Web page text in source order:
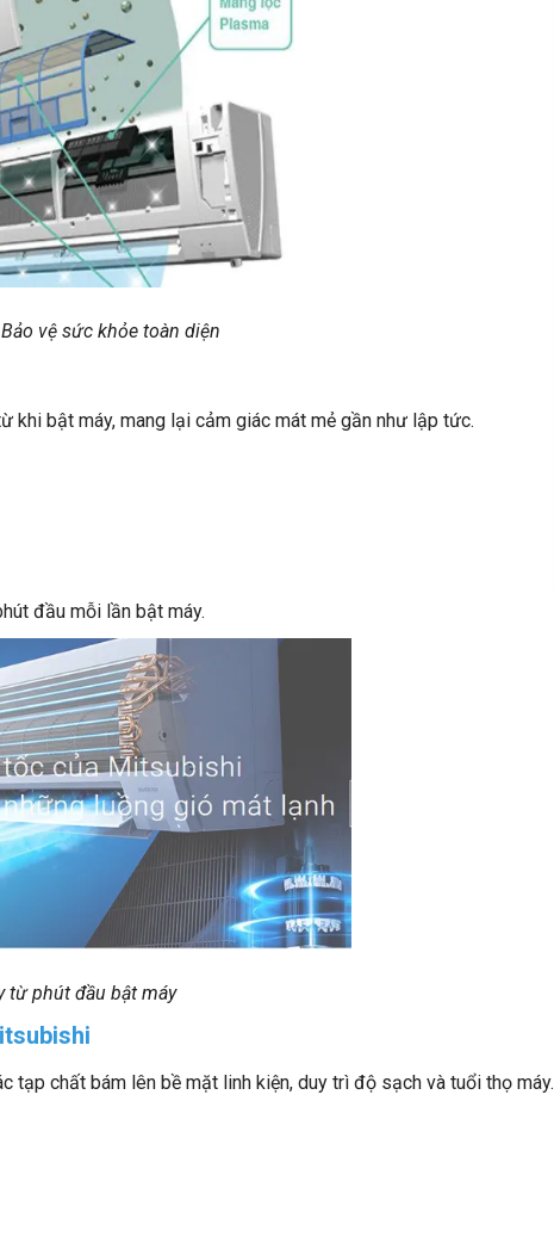
vệ sức khỏe toàn diện
khi bật máy, mang lại cảm giác mát mẻ gần như lập tức.
đầu mỗi lần bật máy.
từ phút đầu bật máy
tạp chất bám lên bề mặt linh kiện, duy trì độ sạch và tuổi thọ máy.